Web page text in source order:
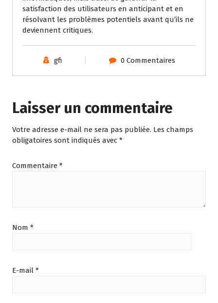
satisfaction des utilisateurs en anticipant et en
résolvant les problèmes potentiels avant qu’ils ne
deviennent critiques.
gfi 0 Commentaires
Laisser un commentaire
Votre adresse e-mail ne sera pas publiée. Les champs
obligatoires sont indiqués avec *
Commentaire *
Nom *
E-mail *